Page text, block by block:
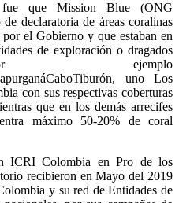
que Mission Blue (ONG
declaratoria de áreas coralinas
el Gobierno y que estaban en
de exploración o dragados
ejemplo
uno Los
con sus respectivas coberturas
que en los demás arrecifes
máximo 50-20% de coral
ICRI Colombia en Pro de los
recibieron en Mayo del 2019
y su red de Entidades de